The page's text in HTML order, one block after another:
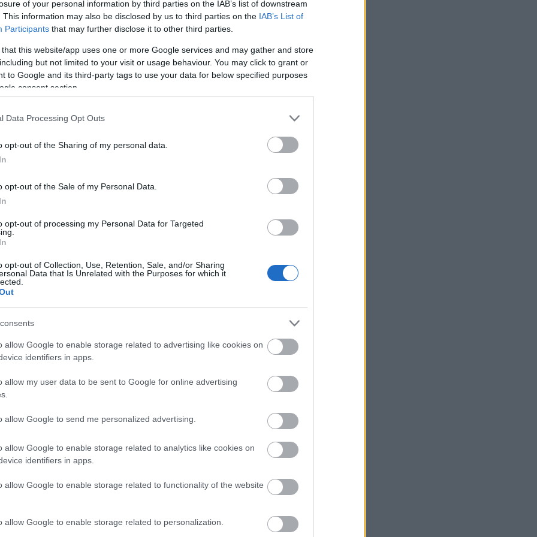
of your personal information by third parties on the IAB’s list of downstream
This information may also be disclosed by us to third parties on the IAB’s List of
Participants that may further disclose it to other third parties.
that this website/app uses one or more Google services and may gather and store
but not limited to your visit or usage behaviour. You may click to grant or
to Google and its third-party tags to use your data for below specified purposes
consent section.
Data Processing Opt Outs
opt-out of the Sharing of my personal data.
opt-out of the Sale of my Personal Data.
opt-out of processing my Personal Data for Targeted
opt-out of Collection, Use, Retention, Sale, and/or Sharing
Data that Is Unrelated with the Purposes for which it
allow Google to enable storage related to advertising like cookies on
identifiers in apps.
allow my user data to be sent to Google for online advertising
allow Google to send me personalized advertising.
allow Google to enable storage related to analytics like cookies on
identifiers in apps.
allow Google to enable storage related to functionality of the website
allow Google to enable storage related to personalization.
στην ανάγκη να εξεταστεί ολόκληρη η
από τις σπάνιες γαίες και τα
εξόρυξης και παραγωγής τους. Όπως
δεν μπορεί να
, καθώς αποτελούν αναπόσπαστο
και κοινωνικού αποτυπώματος των
του Ατλαντικού ακολουθεί πλέον
ζητήματα, ενώ η Ευρώπη
οικονομίας και του
οι εξελίξεις στην Ασία και στην
την πορεία της παγκόσμιας ενεργειακής
έργα
συνδέεται με πυρηνικές φιλοδοξίες
17:13
Γεωργιάδης από Ρόδο: «Σε ενάμιση
χρόνο, το νοσοκομείο θα είναι
Η Deloitte αποκλειστικός σύμβουλος
της ΔΕΗ για την στρατηγική είσοδο
στην Πολωνία
Πυρκαγιά στο Στεφάνι Κορινθίας -
δυνάμεις
Wall Street: Κέρδη παρά τα στοιχεία
Airbnb
Υπ. Παιδείας: Στεγαστικό επίδομα
ύψους 2,3 εκατ. ευρώ σε 1.120
Θεσσαλίας
Υεμένη: Νέα φονική επίθεση των Χούθι
μέσα σε δύο ημέρες
ΥΠΑΑΤ: Επιπλέον 12,5 εκατ. ευρώ στις
βιοασφάλειας
ιστορικού - εμπορικού κέντρου
ΗΠΑ: Χάθηκαν 23.000 θέσεις εργασίας
τον Ιούλιο - Σημάδια επιδείνωσης στην
15:39
Διεθνή μέσα της Ιταλίας
ανακαλύπτουν τη διαχρονική γοητεία
Τραμπ: Τα επιτόκια πρέπει να